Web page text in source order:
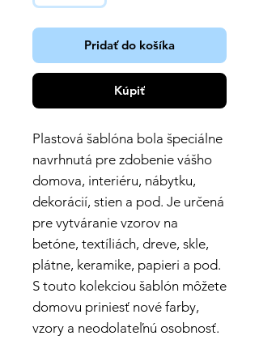
Pridať do košíka
Kúpiť
Plastová šablóna bola špeciálne
navrhnutá pre zdobenie vášho
domova, interiéru, nábytku,
dekorácií, stien a pod. Je určená
pre vytváranie vzorov na
betóne, textíliách, dreve, skle,
plátne, keramike, papieri a pod.
S touto kolekciou šablón môžete
domovu priniesť nové farby,
vzory a neodolateľnú osobnosť.